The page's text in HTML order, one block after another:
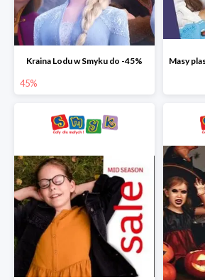
Kraina Lodu w Smyku do -45%
45%